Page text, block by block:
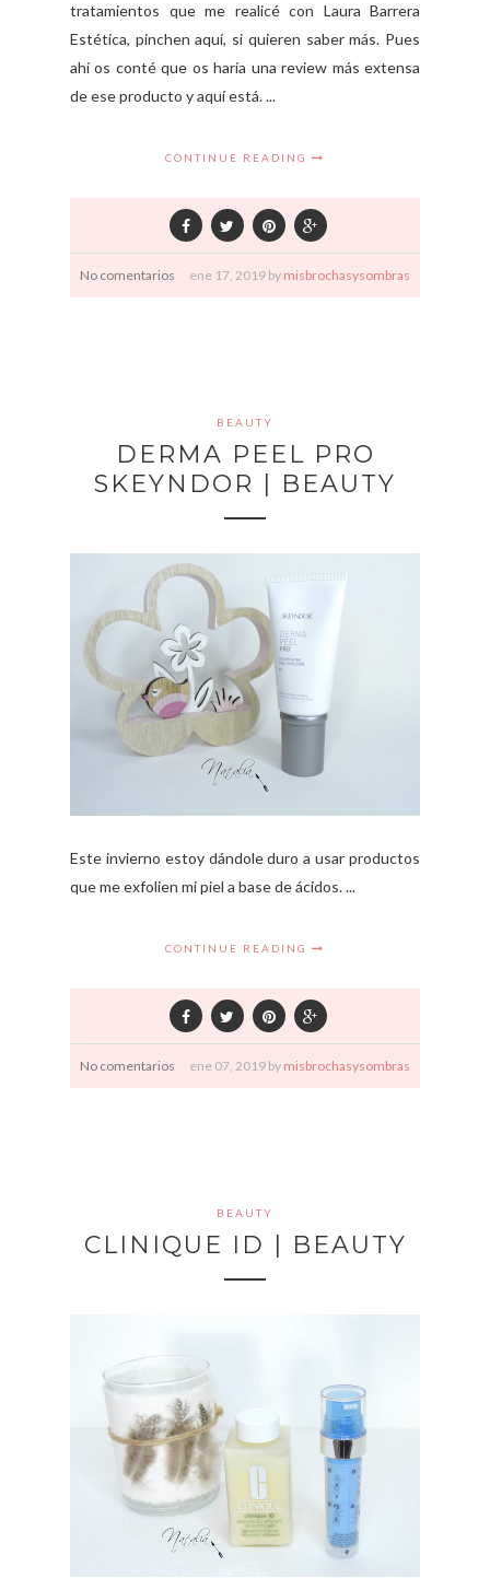
tratamientos que me realicé con Laura Barrera
Estética, pinchen aquí, si quieren saber más. Pues
ahí os conté que os haría una review más extensa
de ese producto y aquí está. ...
CONTINUE READING
No comentarios ene 17, 2019 by misbrochasysombras
BEAUTY
DERMA PEEL PRO
SKEYNDOR | BEAUTY
Este invierno estoy dándole duro a usar productos
que me exfolien mi piel a base de ácidos. ...
CONTINUE READING
No comentarios ene 07, 2019 by misbrochasysombras
BEAUTY
CLINIQUE ID | BEAUTY